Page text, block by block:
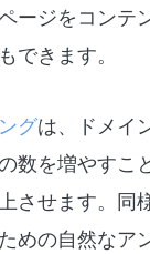
ージをコンテ
できます。
グは、ドメイ
数を増やすこ
させます。同
めの自然なア